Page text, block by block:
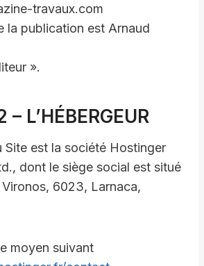
travaux.com
la publication est Arnaud
».
– L’HÉBERGEUR
Site est la société Hostinger
dont le siège social est situé
6023, Larnaca,
moyen suivant